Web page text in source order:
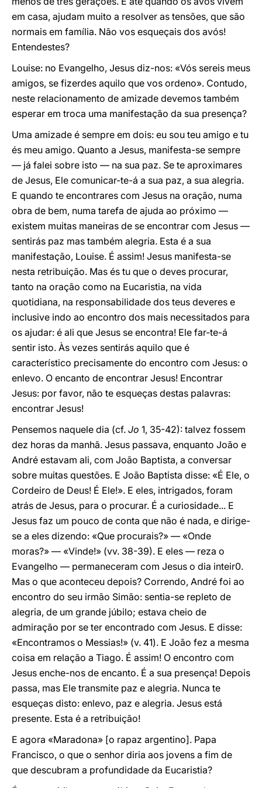
em casa, ajudam muito a resolver as tensões, que são
normais em família. Não vos esqueçais dos avós!
Entendestes?
Louise: no Evangelho, Jesus diz-nos: «Vós sereis meus
amigos, se fizerdes aquilo que vos ordeno». Contudo,
neste relacionamento de amizade devemos também
esperar em troca uma manifestação da sua presença?
Uma amizade é sempre em dois: eu sou teu amigo e tu
és meu amigo. Quanto a Jesus, manifesta-se sempre
— já falei sobre isto — na sua paz. Se te aproximares
de Jesus, Ele comunicar-te-á a sua paz, a sua alegria.
E quando te encontrares com Jesus na oração, numa
obra de bem, numa tarefa de ajuda ao próximo —
existem muitas maneiras de se encontrar com Jesus —
sentirás paz mas também alegria. Esta é a sua
manifestação, Louise. É assim! Jesus manifesta-se
nesta retribuição. Mas és tu que o deves procurar,
tanto na oração como na Eucaristia, na vida
quotidiana, na responsabilidade dos teus deveres e
inclusive indo ao encontro dos mais necessitados para
os ajudar: é ali que Jesus se encontra! Ele far-te-á
sentir isto. Às vezes sentirás aquilo que é
característico precisamente do encontro com Jesus: o
enlevo. O encanto de encontrar Jesus! Encontrar
Jesus: por favor, não te esqueças destas palavras:
encontrar Jesus!
Pensemos naquele dia (cf. Jo 1, 35-42): talvez fossem
dez horas da manhã. Jesus passava, enquanto João e
André estavam ali, com João Baptista, a conversar
sobre muitas questões. E João Baptista disse: «É Ele, o
Cordeiro de Deus! É Ele!». E eles, intrigados, foram
atrás de Jesus, para o procurar. É a curiosidade... E
Jesus faz um pouco de conta que não é nada, e dirige-
se a eles dizendo: «Que procurais?» — «Onde
moras?» — «Vinde!» (vv. 38-39). E eles — reza o
Evangelho — permaneceram com Jesus o dia inteir0.
Mas o que aconteceu depois? Correndo, André foi ao
encontro do seu irmão Simão: sentia-se repleto de
alegria, de um grande júbilo; estava cheio de
admiração por se ter encontrado com Jesus. E disse:
«Encontramos o Messias!» (v. 41). E João fez a mesma
coisa em relação a Tiago. É assim! O encontro com
Jesus enche-nos de encanto. É a sua presença! Depois
passa, mas Ele transmite paz e alegria. Nunca te
esqueças disto: enlevo, paz e alegria. Jesus está
presente. Esta é a retribuição!
E agora «Maradona» [o rapaz argentino]. Papa
Francisco, o que o senhor diria aos jovens a fim de
que descubram a profundidade da Eucaristia?